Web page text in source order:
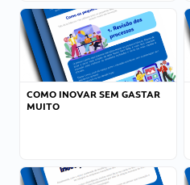
COMO INOVAR SEM GASTAR
MUITO